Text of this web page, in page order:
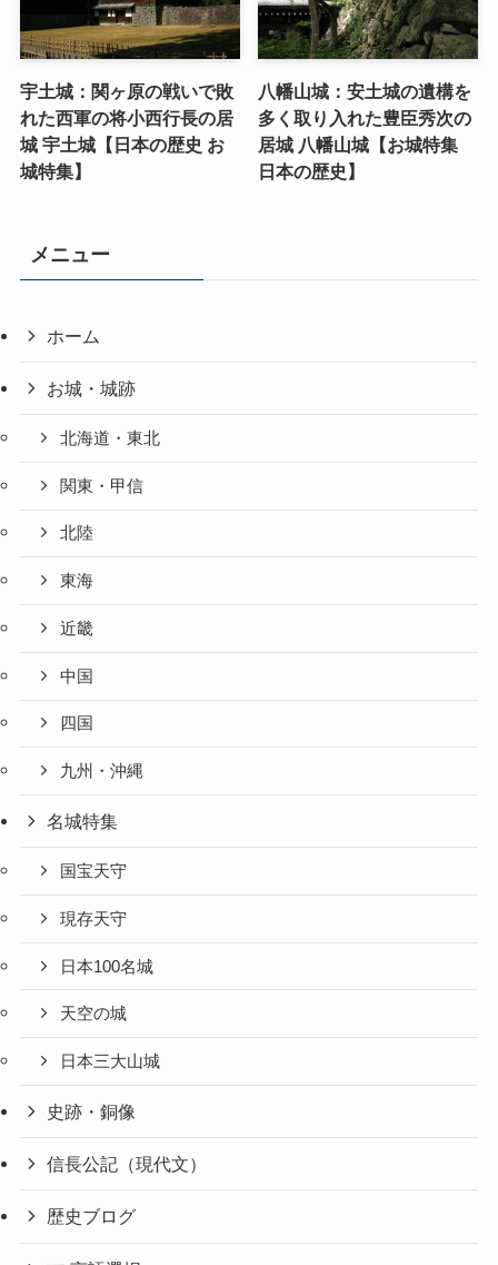
宇土城：関ヶ原の戦いで敗
れた西軍の将小西行長の居
城 宇土城【日本の歴史 お
城特集】
八幡山城：安土城の遺構を
多く取り入れた豊臣秀次の
居城 八幡山城【お城特集
日本の歴史】
メニュー
ホーム
お城・城跡
北海道・東北
関東・甲信
北陸
東海
近畿
中国
四国
九州・沖縄
名城特集
国宝天守
現存天守
日本100名城
天空の城
日本三大山城
史跡・銅像
信長公記（現代文）
歴史ブログ